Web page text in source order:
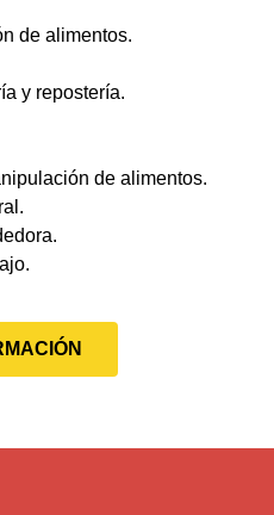
de alimentos.
y repostería.
de alimentos.